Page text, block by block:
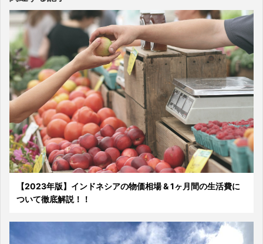
【2023年版】インドネシアの物価相場 & 1ヶ月間の生活費に
ついて徹底解説！！